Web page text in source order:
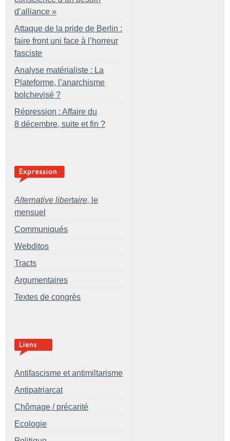
d’alliance »
Attaque de la pride de Berlin :
faire front uni face à l’horreur
fasciste
Analyse matérialiste : La
Plateforme, l’anarchisme
bolchevisé ?
Répression : Affaire du
8 décembre, suite et fin ?
Alternative libertaire, le
mensuel
Communiqués
Webditos
Tracts
Argumentaires
Textes de congrès
Antifascisme et antimiltarisme
Antipatriarcat
Chômage / précarité
Ecologie